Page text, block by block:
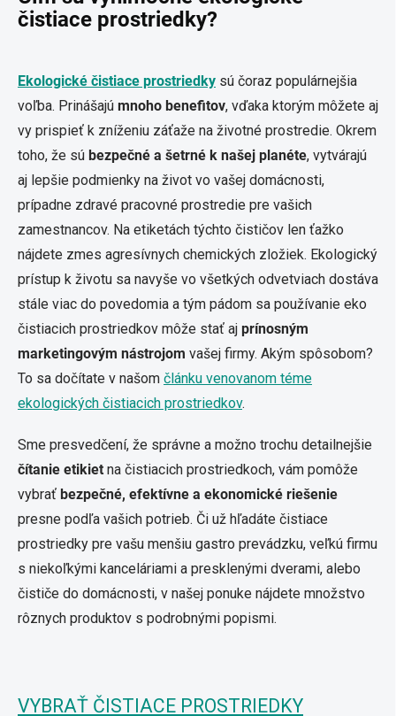
čistiace prostriedky?
Ekologické čistiace prostriedky sú čoraz populárnejšia
voľba. Prinášajú mnoho benefitov, vďaka ktorým môžete aj
vy prispieť k zníženiu záťaže na životné prostredie. Okrem
toho, že sú bezpečné a šetrné k našej planéte, vytvárajú
aj lepšie podmienky na život vo vašej domácnosti,
prípadne zdravé pracovné prostredie pre vašich
zamestnancov. Na etiketách týchto čističov len ťažko
nájdete zmes agresívnych chemických zložiek. Ekologický
prístup k životu sa navyše vo všetkých odvetviach dostáva
stále viac do povedomia a tým pádom sa používanie eko
čistiacich prostriedkov môže stať aj prínosným
marketingovým nástrojom vašej firmy. Akým spôsobom?
To sa dočítate v našom článku venovanom téme
ekologických čistiacich prostriedkov.
Sme presvedčení, že správne a možno trochu detailnejšie
čítanie etikiet na čistiacich prostriedkoch, vám pomôže
vybrať bezpečné, efektívne a ekonomické riešenie
presne podľa vašich potrieb. Či už hľadáte čistiace
prostriedky pre vašu menšiu gastro prevádzku, veľkú firmu
s niekoľkými kanceláriami a presklenými dverami, alebo
čističe do domácnosti, v našej ponuke nájdete množstvo
rôznych produktov s podrobnými popismi.
VYBRAŤ ČISTIACE PROSTRIEDKY